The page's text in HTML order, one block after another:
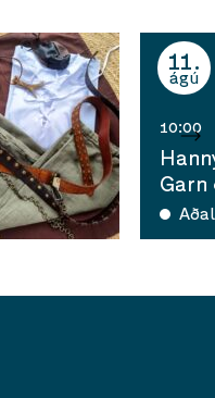
11
ágú
10:00
Garn